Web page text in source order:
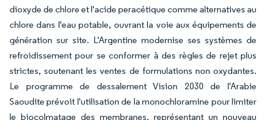
dioxyde de chlore et l'acide peracétique comme alternatives au
chlore dans l'eau potable, ouvrant la voie aux équipements de
génération sur site. L'Argentine modernise ses systèmes de
refroidissement pour se conformer à des règles de rejet plus
strictes, soutenant les ventes de formulations non oxydantes.
Le programme de dessalement Vision 2030 de l'Arabie
Saoudite prévoit l'utilisation de la monochloramine pour limiter
le biocolmatage des membranes, représentant un nouveau